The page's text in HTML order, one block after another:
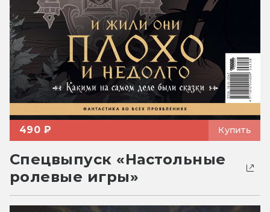
490 ₽ Купить
Спецвыпуск «Настольные
ролевые игры»